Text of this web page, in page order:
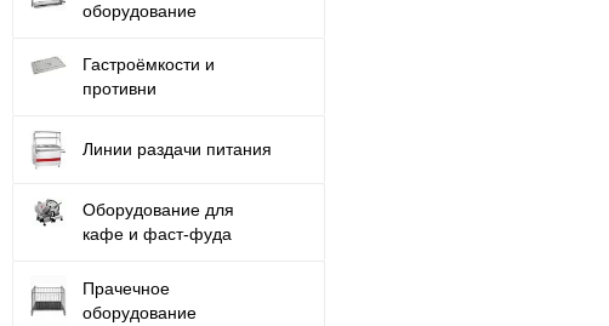
оборудование
Гастроёмкости и
противни
Линии раздачи питания
Оборудование для
кафе и фаст-фуда
Прачечное
оборудование